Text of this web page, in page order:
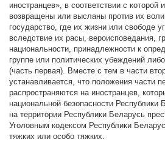
иностранцев», в соответствии с которой
возвращены или высланы против их воли
государство, где их жизни или свободе
вследствие их расы, вероисповедания,
национальности, принадлежности к
группе или политических убеждений
(часть первая). Вместе с тем в части
устанавливается, что положения части
распространяются на иностранцев,
национальной безопасности
на территории Республики Беларусь
Уголовным кодексом Республики
тяжких или особо тяжких.